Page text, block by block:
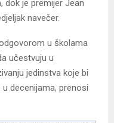
dok je premijer Jean
navečer.
u školama
učestvuju u
jedinstva koje bi
decenijama, prenosi